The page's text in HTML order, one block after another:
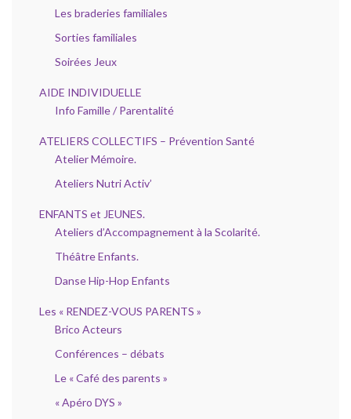
Les braderies familiales
Sorties familiales
Soirées Jeux
AIDE INDIVIDUELLE
Info Famille / Parentalité
ATELIERS COLLECTIFS – Prévention Santé
Atelier Mémoire.
Ateliers Nutri Activ’
ENFANTS et JEUNES.
Ateliers d’Accompagnement à la Scolarité.
Théâtre Enfants.
Danse Hip-Hop Enfants
Les « RENDEZ-VOUS PARENTS »
Brico Acteurs
Conférences – débats
Le « Café des parents »
« Apéro DYS »